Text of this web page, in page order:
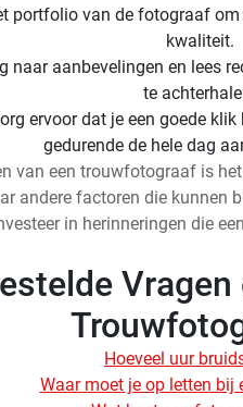
portfolio van de fotograaf
kwaliteit.
naar aanbevelingen en lees
te
ervoor dat je een goede
gedurende de hele dag
van een trouwfotograaf is
andere factoren die kunnen
in herinneringen die
Hoeveel uur
Waar moet je op letten bij